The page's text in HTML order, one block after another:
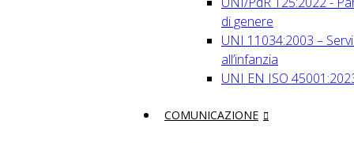
di genere
UNI 11034:2003 –
all’infanzia
UNI EN ISO
COMUNICAZIONE